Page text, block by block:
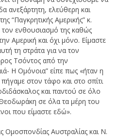
ανεξάρτητη, ελεύθερη και
“Παγκρητικής Αμερικής” κ.
ενθουσιασμό της καθώς
Αμερική και όχι μόνο. Είμαστε
τη στράτα για να τον
Τσόντος από την
Η Ομόνοια” είπε πως «ήταν η
στον τάφο και στο σπίτι
και παντού σε όλο
σε όλα τα μέρη του
που είμαστε εδώ».
Ομοσπονδίας Αυστραλίας και Ν.